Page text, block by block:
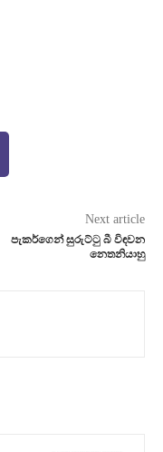
Next article
පැකර්ගෙන් සුරුට්ටු බී විඳවන
නෙතනියාහු